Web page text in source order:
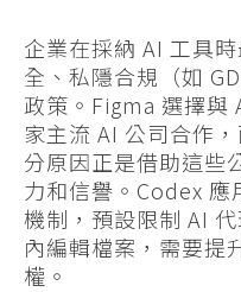
企業在採納 AI 工具
全、私隱合規（如
政策。Figma 選擇
家主流 AI 公司合作
分原因正是借助這些
力和信譽。Codex 應
機制，預設限制 AI
內編輯檔案，需要提
權。